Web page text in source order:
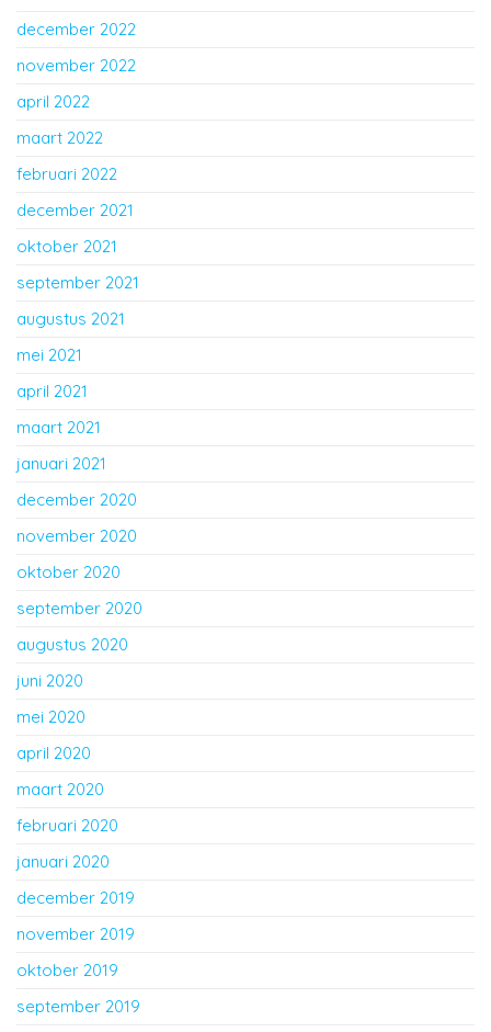
december 2022
november 2022
april 2022
maart 2022
februari 2022
december 2021
oktober 2021
september 2021
augustus 2021
mei 2021
april 2021
maart 2021
januari 2021
december 2020
november 2020
oktober 2020
september 2020
augustus 2020
juni 2020
mei 2020
april 2020
maart 2020
februari 2020
januari 2020
december 2019
november 2019
oktober 2019
september 2019